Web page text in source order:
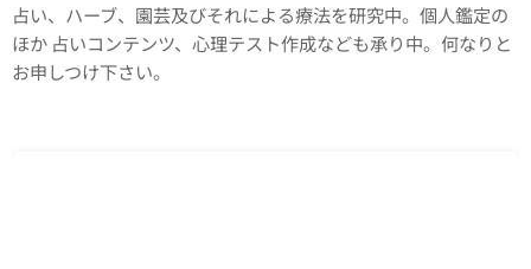
占い、ハーブ、園芸及びそれによる療法を研究中。個人鑑定の
ほか 占いコンテンツ、心理テスト作成なども承り中。何なりと
お申しつけ下さい。